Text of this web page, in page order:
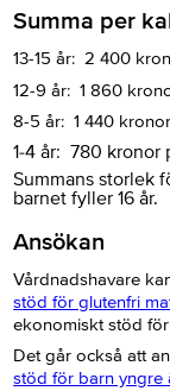
Summa per
13-15 år: 2 400
12-9 år: 1 860
8-5 år: 1 440
1-4 år: 780 kronor
Summans storlek
barnet fyller 16 år.
Ansökan
Vårdnadshavare
stöd för glutenfri
ekonomiskt stöd
Det går också att
stöd för barn yngre